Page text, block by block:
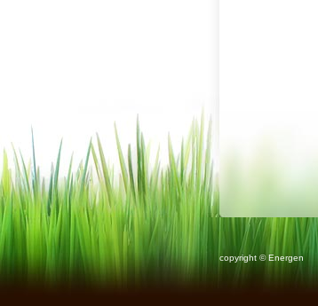
copyright © Energen